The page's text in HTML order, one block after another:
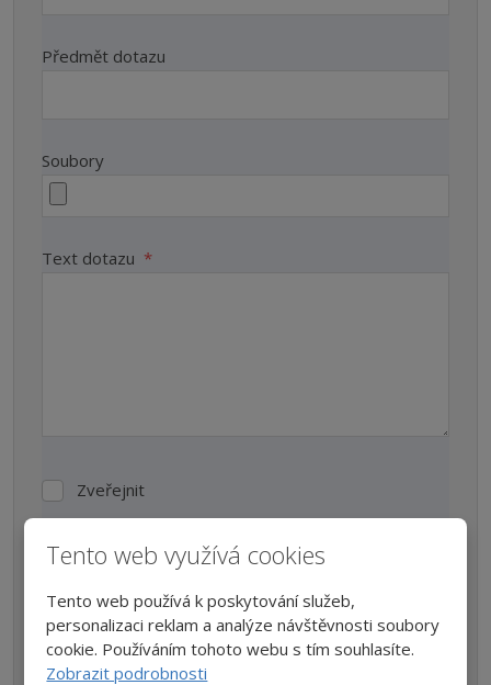
Předmět dotazu
Soubory
Text dotazu *
Zveřejnit
Zveřejnit
Odesláním formuláře souhlasíte spodmínkami
"Odeslat zprávu", bude zpráva zaslána na náš e-mail.
Odpověď můžete očekávat do 2 pracovních dnů. Většinou to
ale bývá do pár hodin.
Tento web využívá cookies
Tento web používá k poskytování služeb,
personalizaci reklam a analýze návštěvnosti soubory
cookie. Používáním tohoto webu s tím souhlasíte.
Zobrazit podrobnosti